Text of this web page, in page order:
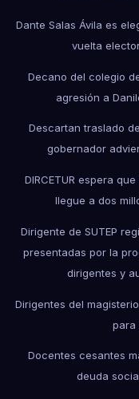
Dante Salas Ávila es
vuelta
Decano del colegio
agresión a
Descartan traslado
gobernador
DIRCETUR espera
llegue a dos
Dirigente de SUTEP
presentadas por la
dirigentes y
Dirigentes del
para
Docentes cesantes
deuda